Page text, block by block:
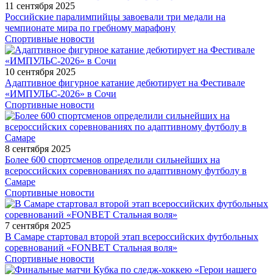
11 сентября 2025
Российские паралимпийцы завоевали три медали на
чемпионате мира по гребному марафону
Спортивные новости
10 сентября 2025
Адаптивное фигурное катание дебютирует на Фестивале
«ИМПУЛЬС-2026» в Сочи
Спортивные новости
8 сентября 2025
Более 600 спортсменов определили сильнейших на
всероссийских соревнованиях по адаптивному футболу в
Самаре
Спортивные новости
7 сентября 2025
В Самаре стартовал второй этап всероссийских футбольных
соревнований «FONBET Стальная воля»
Спортивные новости